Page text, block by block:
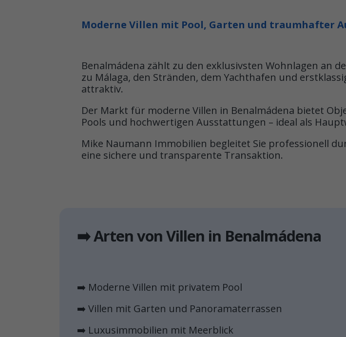
Moderne Villen mit Pool, Garten und traumhafter
Benalmádena zählt zu den exklusivsten Wohnlagen an
zu Málaga, den Stränden, dem Yachthafen und
attraktiv.
Der Markt für moderne Villen in Benalmádena bietet
Pools und hochwertigen Ausstattungen – ideal als
Mike Naumann Immobilien begleitet Sie professionell
eine sichere und transparente Transaktion.
➡️ Arten von Villen in Benalmádena
➡️ Moderne Villen mit privatem Pool
➡️ Villen mit Garten und Panoramaterrassen
➡️ Luxusimmobilien mit Meerblick